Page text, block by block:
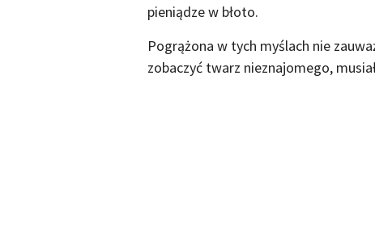
pieniądze w błoto.
Pogrążona w tych myślach nie
zobaczyć twarz nieznajomego,